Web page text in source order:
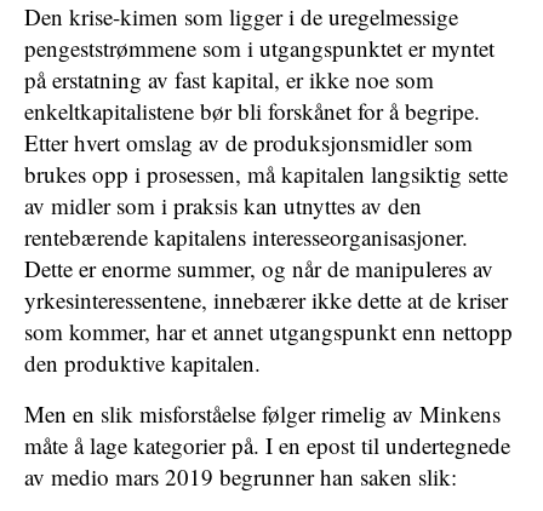
Den krise-kimen som ligger i de uregelmessige
pengeststrømmene som i utgangspunktet er myntet
på erstatning av fast kapital, er ikke noe som
enkeltkapitalistene bør bli forskånet for å begripe.
Etter hvert omslag av de produksjonsmidler som
brukes opp i prosessen, må kapitalen langsiktig sette
av midler som i praksis kan utnyttes av den
rentebærende kapitalens interesseorganisasjoner.
Dette er enorme summer, og når de manipuleres av
yrkesinteressentene, innebærer ikke dette at de kriser
som kommer, har et annet utgangspunkt enn nettopp
den produktive kapitalen.
Men en slik misforståelse følger rimelig av Minkens
måte å lage kategorier på. I en epost til undertegnede
av medio mars 2019 begrunner han saken slik: